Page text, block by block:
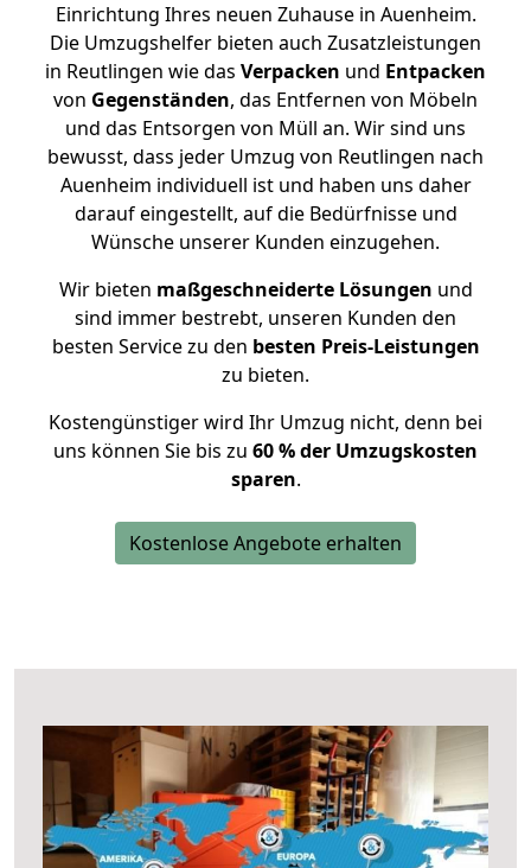
Einrichtung Ihres neuen Zuhause in Auenheim.
Die Umzugshelfer bieten auch Zusatzleistungen
in Reutlingen wie das Verpacken und Entpacken
von Gegenständen, das Entfernen von Möbeln
und das Entsorgen von Müll an. Wir sind uns
bewusst, dass jeder Umzug von Reutlingen nach
Auenheim individuell ist und haben uns daher
darauf eingestellt, auf die Bedürfnisse und
Wünsche unserer Kunden einzugehen.
Wir bieten maßgeschneiderte Lösungen und
sind immer bestrebt, unseren Kunden den
besten Service zu den besten Preis-Leistungen
zu bieten.
Kostengünstiger wird Ihr Umzug nicht, denn bei
uns können Sie bis zu 60 % der Umzugskosten
sparen.
Kostenlose Angebote erhalten